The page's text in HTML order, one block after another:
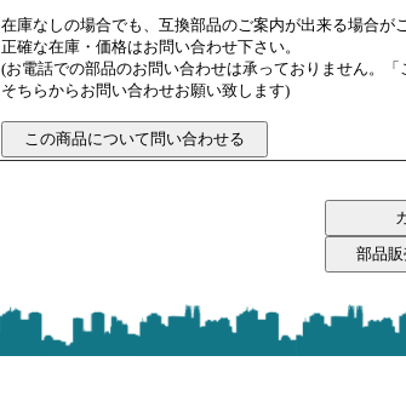
在庫なしの場合でも、互換部品のご案内が出来る場合が
正確な在庫・価格はお問い合わせ下さい。
(お電話での部品のお問い合わせは承っておりません。
そちらからお問い合わせお願い致します)